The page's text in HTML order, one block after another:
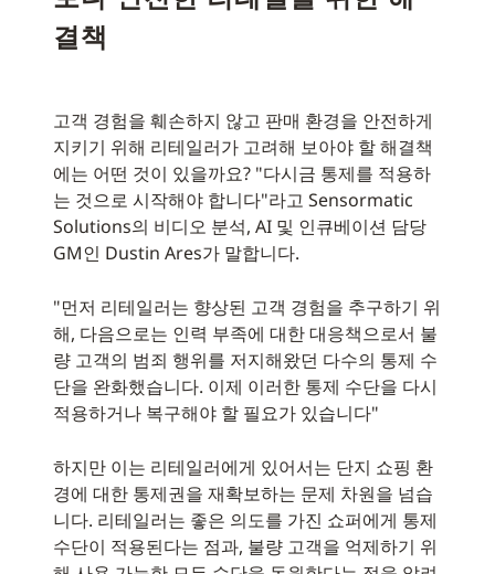
결책
고객 경험을 훼손하지 않고 판매 환경을 안전하게
지키기 위해 리테일러가 고려해 보아야 할 해결책
에는 어떤 것이 있을까요? "다시금 통제를 적용하
는 것으로 시작해야 합니다"라고 Sensormatic
Solutions의 비디오 분석, AI 및 인큐베이션 담당
GM인 Dustin Ares가 말합니다.
"먼저 리테일러는 향상된 고객 경험을 추구하기 위
해, 다음으로는 인력 부족에 대한 대응책으로서 불
량 고객의 범죄 행위를 저지해왔던 다수의 통제 수
단을 완화했습니다. 이제 이러한 통제 수단을 다시
적용하거나 복구해야 할 필요가 있습니다"
하지만 이는 리테일러에게 있어서는 단지 쇼핑 환
경에 대한 통제권을 재확보하는 문제 차원을 넘습
니다. 리테일러는 좋은 의도를 가진 쇼퍼에게 통제
수단이 적용된다는 점과, 불량 고객을 억제하기 위